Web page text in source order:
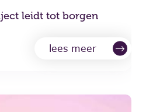
leidt tot borgen
lees meer